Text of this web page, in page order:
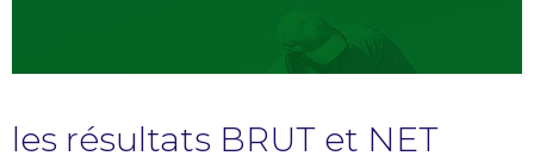
les résultats BRUT et NET